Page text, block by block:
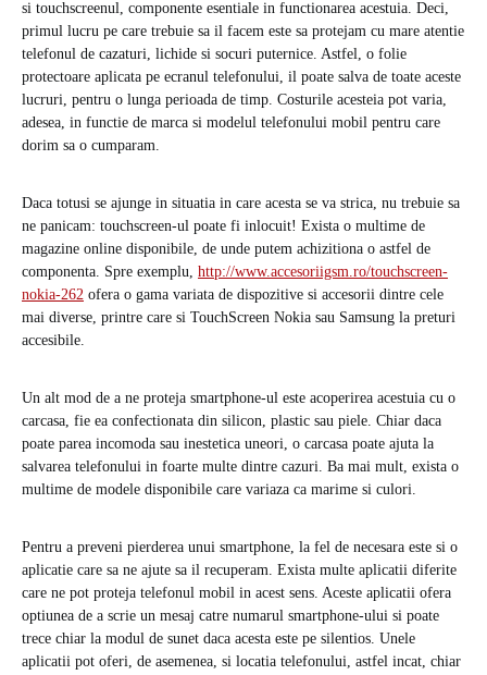
si touchscreenul, componente esentiale in functionarea acestuia. Deci,
primul lucru pe care trebuie sa il facem este sa protejam cu mare atentie
telefonul de cazaturi, lichide si socuri puternice. Astfel, o folie
protectoare aplicata pe ecranul telefonului, il poate salva de toate aceste
lucruri, pentru o lunga perioada de timp. Costurile acesteia pot varia,
adesea, in functie de marca si modelul telefonului mobil pentru care
dorim sa o cumparam.
Daca totusi se ajunge in situatia in care acesta se va strica, nu trebuie sa
ne panicam: touchscreen-ul poate fi inlocuit! Exista o multime de
magazine online disponibile, de unde putem achizitiona o astfel de
componenta. Spre exemplu, http://www.accesoriigsm.ro/touchscreen-
nokia-262 ofera o gama variata de dispozitive si accesorii dintre cele
mai diverse, printre care si TouchScreen Nokia sau Samsung la preturi
accesibile.
Un alt mod de a ne proteja smartphone-ul este acoperirea acestuia cu o
carcasa, fie ea confectionata din silicon, plastic sau piele. Chiar daca
poate parea incomoda sau inestetica uneori, o carcasa poate ajuta la
salvarea telefonului in foarte multe dintre cazuri. Ba mai mult, exista o
multime de modele disponibile care variaza ca marime si culori.
Pentru a preveni pierderea unui smartphone, la fel de necesara este si o
aplicatie care sa ne ajute sa il recuperam. Exista multe aplicatii diferite
care ne pot proteja telefonul mobil in acest sens. Aceste aplicatii ofera
optiunea de a scrie un mesaj catre numarul smartphone-ului si poate
trece chiar la modul de sunet daca acesta este pe silentios. Unele
aplicatii pot oferi, de asemenea, si locatia telefonului, astfel incat, chiar